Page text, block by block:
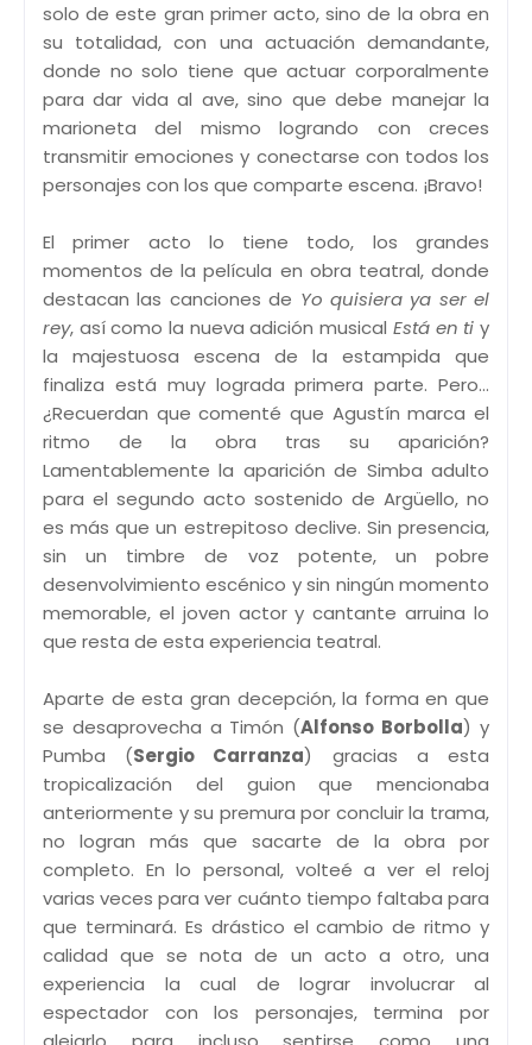
solo de este gran primer acto, sino de la obra en
su totalidad, con una actuación demandante,
donde no solo tiene que actuar corporalmente
para dar vida al ave, sino que debe manejar la
marioneta del mismo logrando con creces
transmitir emociones y conectarse con todos los
personajes con los que comparte escena. ¡Bravo!
El primer acto lo tiene todo, los grandes
momentos de la película en obra teatral, donde
destacan las canciones de Yo quisiera ya ser el
rey, así como la nueva adición musical Está en ti y
la majestuosa escena de la estampida que
finaliza está muy lograda primera parte. Pero…
¿Recuerdan que comenté que Agustín marca el
ritmo de la obra tras su aparición?
Lamentablemente la aparición de Simba adulto
para el segundo acto sostenido de Argüello, no
es más que un estrepitoso declive. Sin presencia,
sin un timbre de voz potente, un pobre
desenvolvimiento escénico y sin ningún momento
memorable, el joven actor y cantante arruina lo
que resta de esta experiencia teatral.
Aparte de esta gran decepción, la forma en que
se desaprovecha a Timón (Alfonso Borbolla) y
Pumba (Sergio Carranza) gracias a esta
tropicalización del guion que mencionaba
anteriormente y su premura por concluir la trama,
no logran más que sacarte de la obra por
completo. En lo personal, volteé a ver el reloj
varias veces para ver cuánto tiempo faltaba para
que terminará. Es drástico el cambio de ritmo y
calidad que se nota de un acto a otro, una
experiencia la cual de lograr involucrar al
espectador con los personajes, termina por